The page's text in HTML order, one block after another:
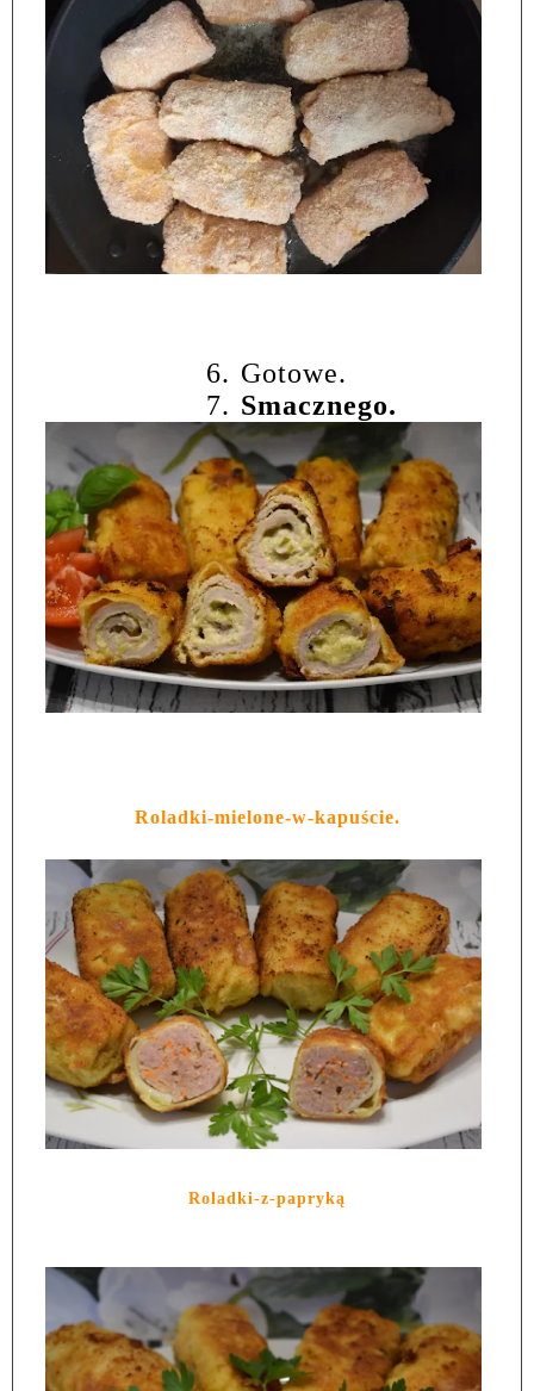
6. Gotowe.
7. Smacznego.
Roladki-mielone-w-kapuście.
Roladki-z-papryką